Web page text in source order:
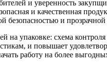
и уверенность
и качественная
безопасностью и
упаковке: схема
и повышает
работу на более